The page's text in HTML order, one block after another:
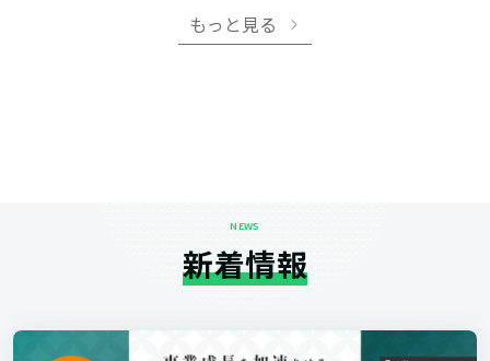
もっと見る
NEWS
新着情報